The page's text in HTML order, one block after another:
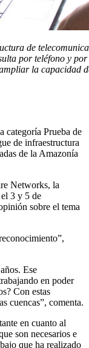
de
por teléfono y
la capacidad
Prueba de
de infraestructura
de la Amazonía
Networks, la
3 y 5 de
sobre el tema
Ese
en poder
Con estas
cuencas”, comenta.
en cuanto al
son necesarios e
que ha realizado